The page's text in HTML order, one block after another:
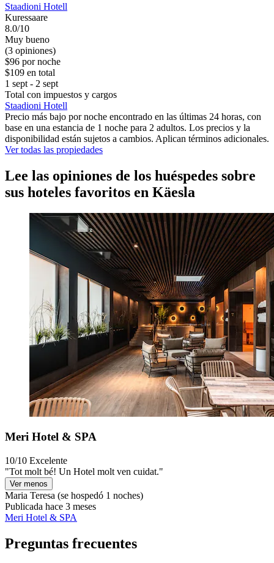
Staadioni Hotell
Kuressaare
8.0/10
Muy bueno
(3 opiniones)
$96 por noche
$109 en total
1 sept - 2 sept
Total con impuestos y cargos
Staadioni Hotell
Precio más bajo por noche encontrado en las últimas 24 horas, con
base en una estancia de 1 noche para 2 adultos. Los precios y la
disponibilidad están sujetos a cambios. Aplican términos adicionales.
Ver todas las propiedades
Lee las opiniones de los huéspedes sobre
sus hoteles favoritos en Käesla
Meri Hotel & SPA
10/10 Excelente
"Tot molt bé! Un Hotel molt ven cuidat."
Ver menos
Maria Teresa (se hospedó 1 noches)
Publicada hace 3 meses
Meri Hotel & SPA
Preguntas frecuentes